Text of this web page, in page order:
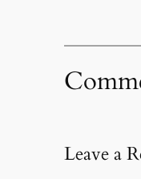
Leave a